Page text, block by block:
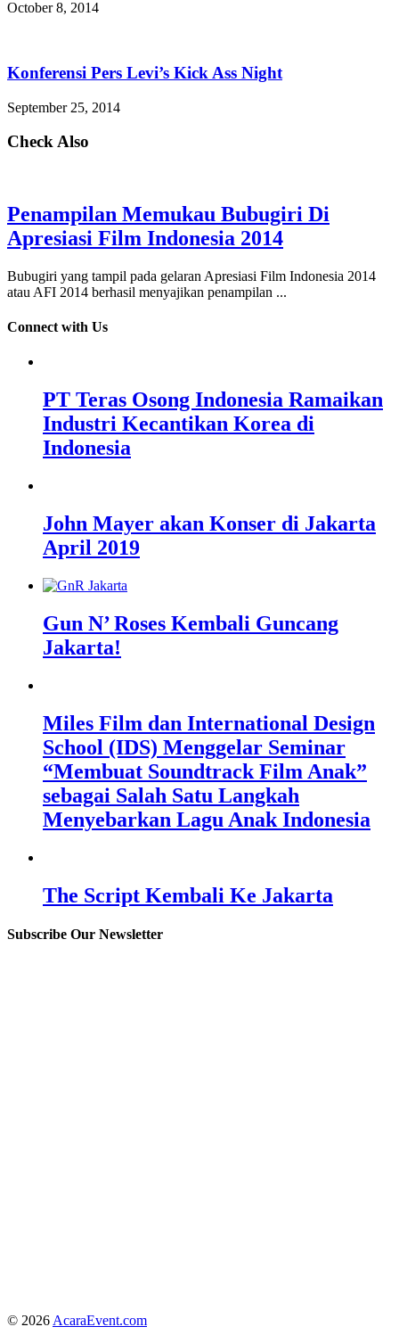
October 8, 2014
Konferensi Pers Levi’s Kick Ass Night
September 25, 2014
Check Also
Penampilan Memukau Bubugiri Di
Apresiasi Film Indonesia 2014
Bubugiri yang tampil pada gelaran Apresiasi Film Indonesia 2014
atau AFI 2014 berhasil menyajikan penampilan ...
Connect with Us
PT Teras Osong Indonesia Ramaikan
Industri Kecantikan Korea di
Indonesia
John Mayer akan Konser di Jakarta
April 2019
Gun N’ Roses Kembali Guncang
Jakarta!
Miles Film dan International Design
School (IDS) Menggelar Seminar
“Membuat Soundtrack Film Anak”
sebagai Salah Satu Langkah
Menyebarkan Lagu Anak Indonesia
The Script Kembali Ke Jakarta
Subscribe Our Newsletter
© 2026 AcaraEvent.com